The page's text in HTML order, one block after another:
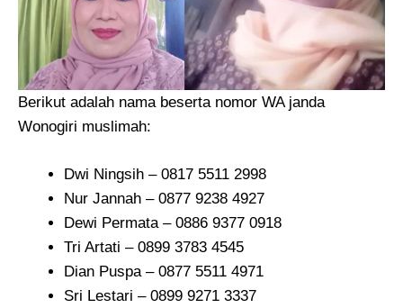
Berikut adalah nama beserta nomor WA janda
Wonogiri muslimah:
Dwi Ningsih – 0817 5511 2998
Nur Jannah – 0877 9238 4927
Dewi Permata – 0886 9377 0918
Tri Artati – 0899 3783 4545
Dian Puspa – 0877 5511 4971
Sri Lestari – 0899 9271 3337